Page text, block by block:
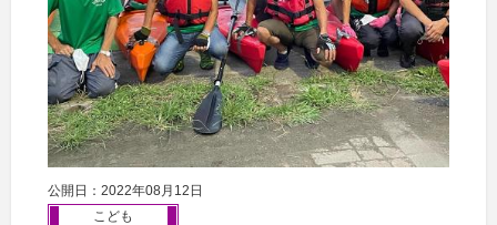
公開日：2022年08月12日
こども